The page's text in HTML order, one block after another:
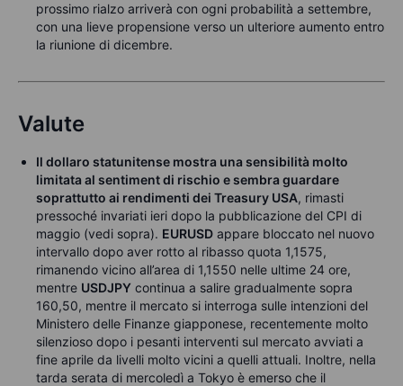
prossimo rialzo arriverà con ogni probabilità a settembre,
con una lieve propensione verso un ulteriore aumento entro
la riunione di dicembre.
Valute
Il dollaro statunitense mostra una sensibilità molto
limitata al sentiment di rischio e sembra guardare
soprattutto ai rendimenti dei Treasury USA, rimasti
pressoché invariati ieri dopo la pubblicazione del CPI di
maggio (vedi sopra). EURUSD appare bloccato nel nuovo
intervallo dopo aver rotto al ribasso quota 1,1575,
rimanendo vicino all’area di 1,1550 nelle ultime 24 ore,
mentre USDJPY continua a salire gradualmente sopra
160,50, mentre il mercato si interroga sulle intenzioni del
Ministero delle Finanze giapponese, recentemente molto
silenzioso dopo i pesanti interventi sul mercato avviati a
fine aprile da livelli molto vicini a quelli attuali. Inoltre, nella
tarda serata di mercoledì a Tokyo è emerso che il